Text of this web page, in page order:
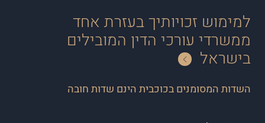
למימוש זכויותיך בעזרת אחד
ממשרדי עורכי הדין המובילים
בישראל
השדות המסומנים בכוכבית הינם שדות חובה